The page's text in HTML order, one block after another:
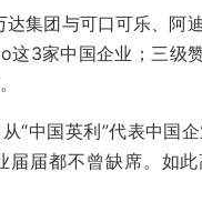
集团与可口可乐、阿
3家中国企业；三级
“中国英利”代表中国
届届都不曾缺席。如